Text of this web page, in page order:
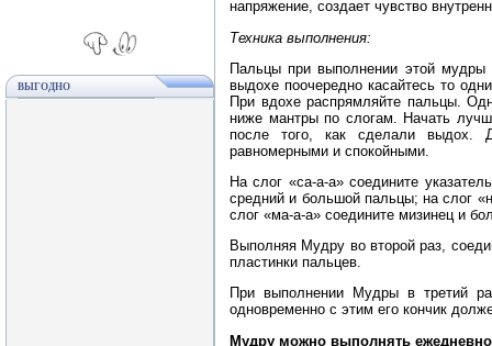
ВЫГОДНО
напряжение, создает чувство
Техника выполнения:
Пальцы при выполнении этой
выдохе поочередно касайтесь то
При вдохе распрямляйте пальцы.
ниже мантры по слогам. Начать
после того, как сделали
равномерными и спокойными.
На слог «са-а-а» соедините
средний и большой пальцы; на слог
слог «ма-а-а» соедините мизинец и
Выполняя Мудру во второй раз,
пластинки пальцев.
При выполнении Мудры в третий
одновременно с этим его кончик
Мудру можно выполнять ежедневно